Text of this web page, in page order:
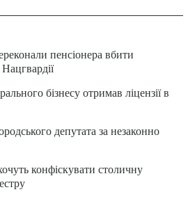
пенсіонера вбити
бізнесу отримав ліцензії в
депутата за незаконно
конфіскувати столичну